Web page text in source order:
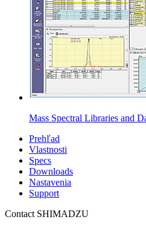
Mass Spectral Libraries and
Prehľad
Vlastnosti
Specs
Downloads
Nastavenia
Support
Contact SHIMADZU